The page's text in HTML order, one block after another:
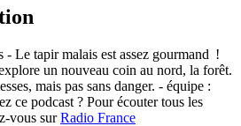
- Le tapir malais est assez gourmand !
un nouveau coin au nord, la forêt.
mais pas sans danger. - équipe :
ce podcast ? Pour écouter tous les
vous surRadio France